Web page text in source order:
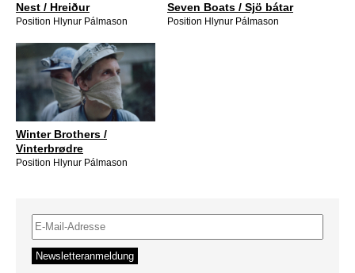
Nest / Hreiður
Position Hlynur Pálmason
Seven Boats / Sjö bátar
Position Hlynur Pálmason
Winter Brothers /
Vinterbrødre
Position Hlynur Pálmason